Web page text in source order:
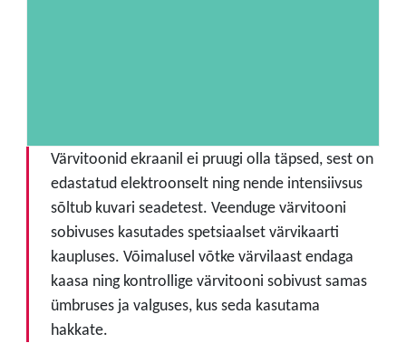
Värvitoonid ekraanil ei pruugi olla täpsed, sest on
edastatud elektroonselt ning nende intensiivsus
sõltub kuvari seadetest. Veenduge värvitooni
sobivuses kasutades spetsiaalset värvikaarti
kaupluses. Võimalusel võtke värvilaast endaga
kaasa ning kontrollige värvitooni sobivust samas
ümbruses ja valguses, kus seda kasutama
hakkate.